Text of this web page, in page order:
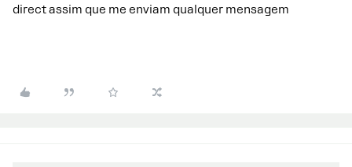
direct assim que me enviam qualquer mensagem